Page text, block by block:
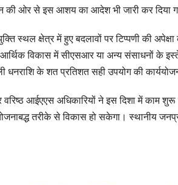
की ओर से इस आशय का आदेश भी जारी कर दिया
स्थल क्षेत्र में हुए बदलावों पर टिप्पणी की
विकास में सीएसआर या अन्य संसाधनों के
के शत प्रतिशत सही उपयोग की
वरिष्ठ आईएएस अधिकारियों ने इस दिशा में काम
तरीके से विकास हो सकेगा। स्थानीय